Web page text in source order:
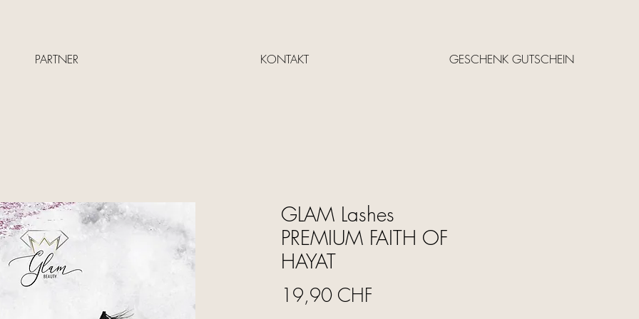
PARTNER KONTAKT GESCHENK GUTSCHEIN
GLAM Lashes
PREMIUM FAITH OF
HAYAT
19,90 CHF